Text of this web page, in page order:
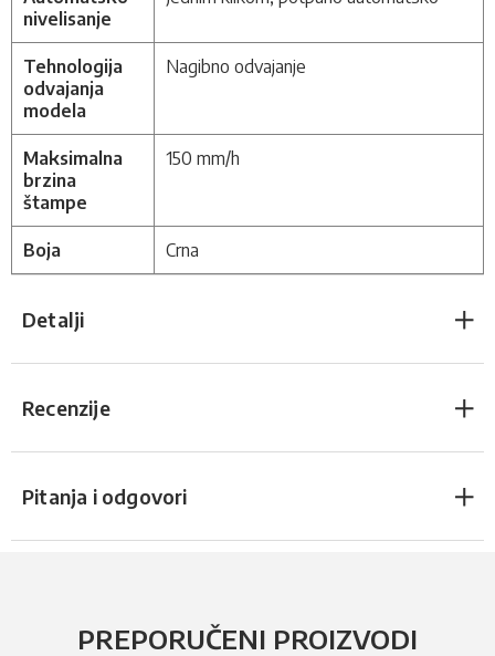
nivelisanje
Tehnologija
odvajanja
modela
Nagibno odvajanje
Maksimalna
brzina
štampe
150 mm/h
Boja Crna
Detalji
Recenzije
Pitanja i odgovori
PREPORUČENI PROIZVODI